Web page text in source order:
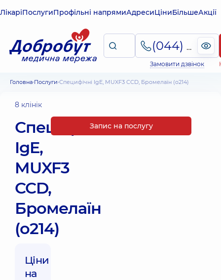
ЛікаріПослугиПрофільні напрямиАдресиЦіниБільшеАкції
(044) 495-2-888
Замовити дзвінок
Головна Послуги Специфічні IgE, MUXF3 CCD, Бромелаїн (o214)
8 клінік
Специфічні
IgE,
MUXF3
CCD,
Бромелаїн
(o214)
Ціни
на
Запис на послугу